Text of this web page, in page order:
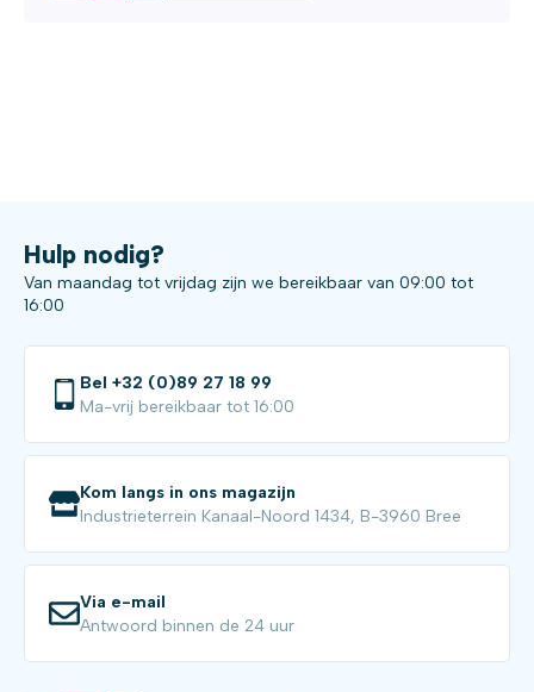
Hulp nodig?
Van maandag tot vrijdag zijn we bereikbaar van 09:00 tot
16:00
Bel +32 (0)89 27 18 99
Ma-vrij bereikbaar tot 16:00
Kom langs in ons magazijn
Industrieterrein Kanaal-Noord 1434, B-3960 Bree
Via e-mail
Antwoord binnen de 24 uur